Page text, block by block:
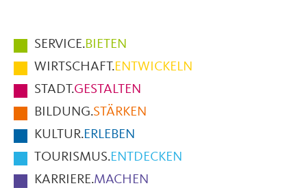
Hauptmenüpunkte
im
Fußbereich
der
Seite
SERVICE.BIETEN
WIRTSCHAFT.ENTWICKELN
STADT.GESTALTEN
BILDUNG.STÄRKEN
KULTUR.ERLEBEN
TOURISMUS.ENTDECKEN
KARRIERE.MACHEN